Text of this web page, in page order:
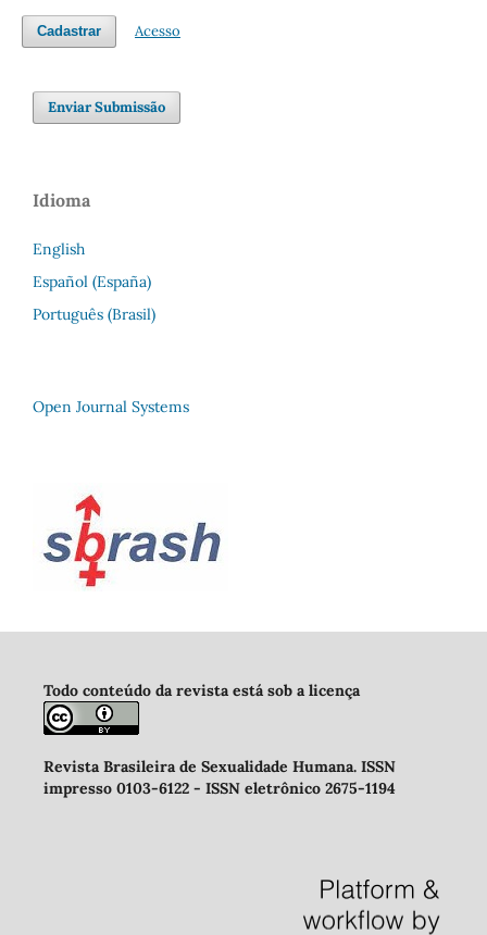
Cadastrar Acesso
Enviar Submissão
Idioma
English
Español (España)
Português (Brasil)
Open Journal Systems
Todo conteúdo da revista está sob a licença
Revista Brasileira de Sexualidade Humana. ISSN
impresso 0103-6122 - ISSN eletrônico 2675-1194